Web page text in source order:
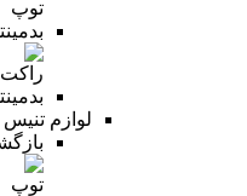
لوازم تنیس